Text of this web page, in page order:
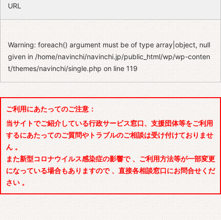
URL
Warning: foreach() argument must be of type array|object, null
given in/home/navinchi/navinchi.jp/public_html/wp/wp-conten
t/themes/navinchi/single.php on line119
ご利用にあたってのご注意：
当サイトでご紹介している行政サービス窓口、支援団体等をご利用
するにあたってのご質問やトラブルのご相談は受け付けておりませ
ん 。
また新型コロナウイルス感染症の影響で 、ご利用方法等が一部変更
になっている場合もありますので 、直接各相談窓口にお問合せくだ
さい 。